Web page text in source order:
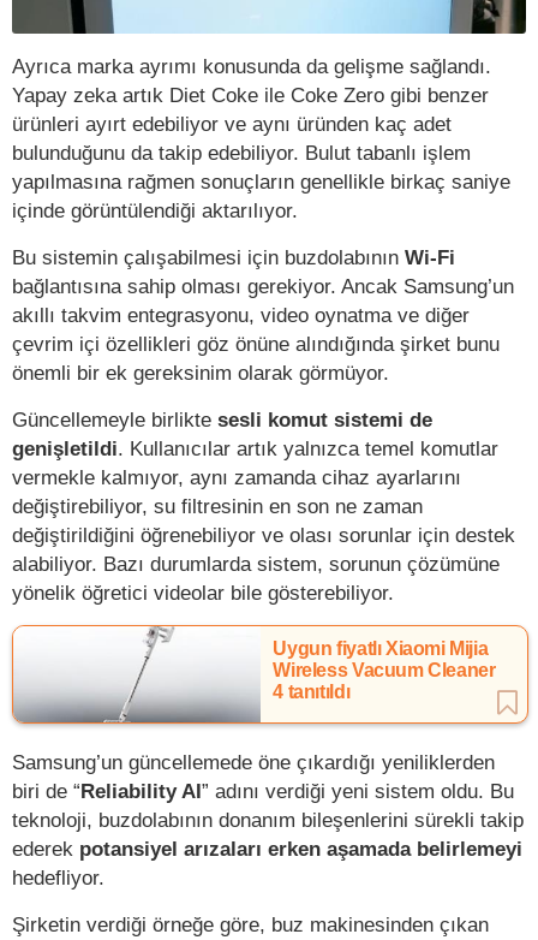
Ayrıca marka ayrımı konusunda da gelişme sağlandı.
Yapay zeka artık Diet Coke ile Coke Zero gibi benzer
ürünleri ayırt edebiliyor ve aynı üründen kaç adet
bulunduğunu da takip edebiliyor. Bulut tabanlı işlem
yapılmasına rağmen sonuçların genellikle birkaç saniye
içinde görüntülendiği aktarılıyor.
Bu sistemin çalışabilmesi için buzdolabının Wi-Fi
bağlantısına sahip olması gerekiyor. Ancak Samsung’un
akıllı takvim entegrasyonu, video oynatma ve diğer
çevrim içi özellikleri göz önüne alındığında şirket bunu
önemli bir ek gereksinim olarak görmüyor.
Güncellemeyle birlikte sesli komut sistemi de
genişletildi. Kullanıcılar artık yalnızca temel komutlar
vermekle kalmıyor, aynı zamanda cihaz ayarlarını
değiştirebiliyor, su filtresinin en son ne zaman
değiştirildiğini öğrenebiliyor ve olası sorunlar için destek
alabiliyor. Bazı durumlarda sistem, sorunun çözümüne
yönelik öğretici videolar bile gösterebiliyor.
Uygun fiyatlı Xiaomi Mijia
Wireless Vacuum Cleaner
4 tanıtıldı
Samsung’un güncellemede öne çıkardığı yeniliklerden
biri de “Reliability AI” adını verdiği yeni sistem oldu. Bu
teknoloji, buzdolabının donanım bileşenlerini sürekli takip
ederek potansiyel arızaları erken aşamada belirlemeyi
hedefliyor.
Şirketin verdiği örneğe göre, buz makinesinden çıkan